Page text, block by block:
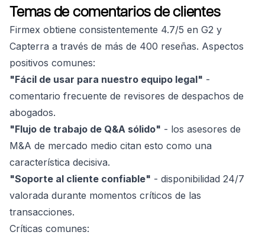
Temas de comentarios de clientes
Firmex obtiene consistentemente 4.7/5 en G2 y
Capterra a través de más de 400 reseñas. Aspectos
positivos comunes:
"Fácil de usar para nuestro equipo legal" -
comentario frecuente de revisores de despachos de
abogados.
"Flujo de trabajo de Q&A sólido" - los asesores de
M&A de mercado medio citan esto como una
característica decisiva.
"Soporte al cliente confiable" - disponibilidad 24/7
valorada durante momentos críticos de las
transacciones.
Críticas comunes: